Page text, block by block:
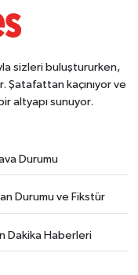
sizleri buluştururken,
Şatafattan kaçınıyor ve
altyapı sunuyor.
Durumu
Durumu ve Fikstür
Dakika Haberleri